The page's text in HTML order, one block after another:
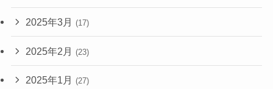
2025年3月 (17)
2025年2月 (23)
2025年1月 (27)